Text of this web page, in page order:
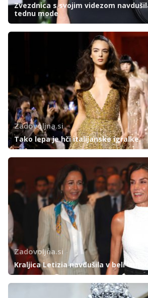
Zvezdnica s svojim videzom
tednu mode
Zadovoljna.si
Tako lepa je hči italijanske igralke
Zadovoljna.si
Kraljica Letizia navdušila v beli